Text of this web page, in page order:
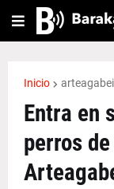
Inicio
Entra en
perros